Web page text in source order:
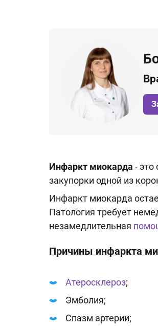
Инфаркт миокарда -
закупорки одной из
Инфаркт миокарда
Патология требует
незамедлительная
Причины инфаркта
Атеросклероз;
Эмболия;
Спазм артерии;